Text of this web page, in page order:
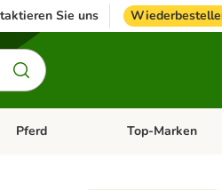
Sie uns
Fisch
Kategorie-Menü öffnen: Vogel
Pferd Kategorie-Menü
Top-Marken